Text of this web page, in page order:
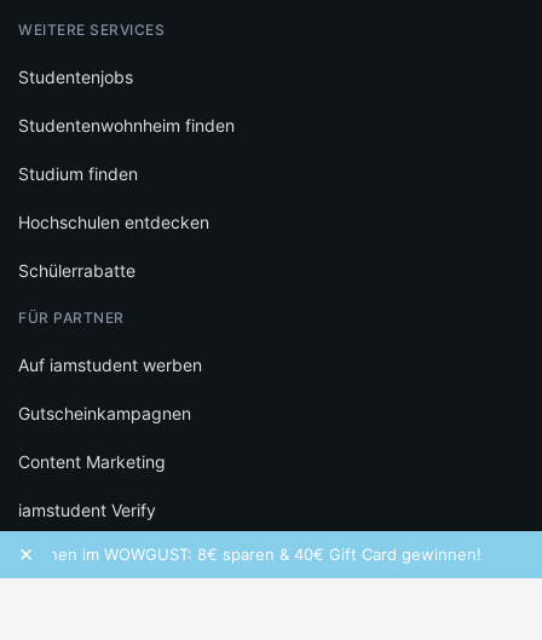
× im WOWGUST: 8€ sparen & 40€ Gift Card gewinnen!
WEITERE SERVICES
Studentenjobs
Studentenwohnheim finden
Studium finden
Hochschulen entdecken
Schülerrabatte
FÜR PARTNER
Auf iamstudent werben
Gutscheinkampagnen
Content Marketing
iamstudent Verify